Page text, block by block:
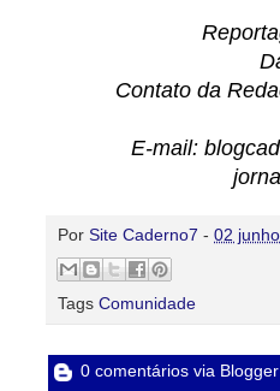
Contato da
E-mail:
Por Site Caderno7 - 02 junho
Tags Comunidade
0 comentários via Blogger